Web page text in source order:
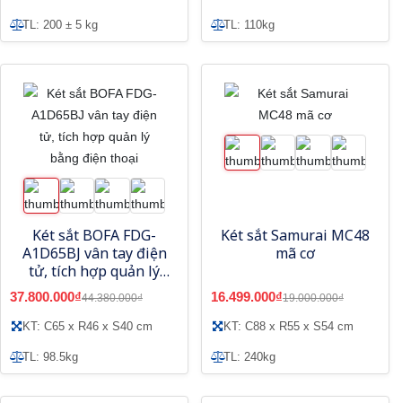
TL: 200 ± 5 kg TL: 110kg
Két sắt BOFA FDG-
A1D65BJ vân tay điện
tử, tích hợp quản lý
bằng điện thoại
37.800.000₫44.380.000₫
KT: C65 x R46 x S40 cm
TL: 98.5kg
Két sắt Samurai MC48
mã cơ
16.499.000₫19.000.000₫
KT: C88 x R55 x S54 cm
TL: 240kg